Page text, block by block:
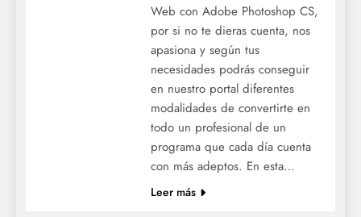
Web con Adobe Photoshop CS,
por si no te dieras cuenta, nos
apasiona y según tus
necesidades podrás conseguir
en nuestro portal diferentes
modalidades de convertirte en
todo un profesional de un
programa que cada día cuenta
con más adeptos. En esta…
Leer más